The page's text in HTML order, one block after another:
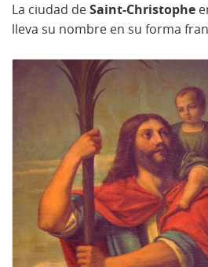
La ciudad deSaint-Christophe
lleva su nombre en su forma